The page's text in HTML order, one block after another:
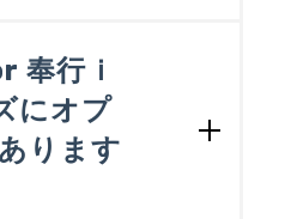
いの場合は、DataS
Servistaのオ
Servista Adapt
利用ください。な
に必要な機能を絞
なっています。オ
追加することでク
やECサイトとの
できるようになり
ンのトリガーを追
行ｉ
にオプ
ります